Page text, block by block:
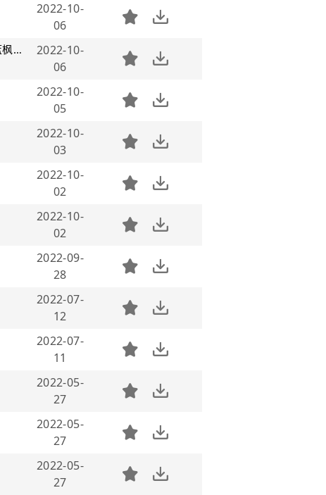
2022-10-
06
隔壁老樊 - 我曾把完整的镜子打碎(DjCorn ElectroMelbourne Rmx 2019 Dj蓝枫修改版)
2022-10-
06
2022-10-
05
2022-10-
03
2022-10-
02
2022-10-
02
2022-09-
28
2022-07-
12
2022-07-
11
2022-05-
27
2022-05-
27
2022-05-
27